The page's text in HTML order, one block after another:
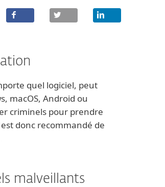
quel logiciel, peut
macOS, Android ou
criminels pour prendre
donc recommandé de
malveillants